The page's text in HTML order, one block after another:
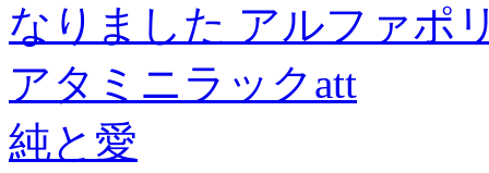
なりました アルファポ
アタミニラックatt
純と愛